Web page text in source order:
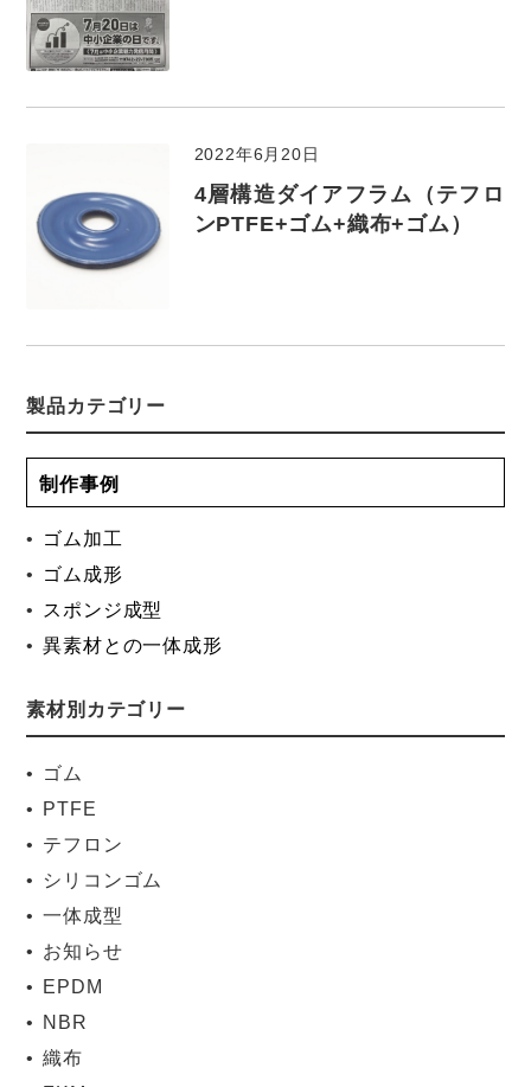
2022年6月20日
4層構造ダイアフラム（テフロ
ンPTFE+ゴム+織布+ゴム）
製品カテゴリー
制作事例
ゴム加工
ゴム成形
スポンジ成型
異素材との一体成形
素材別カテゴリー
ゴム
PTFE
テフロン
シリコンゴム
一体成型
お知らせ
EPDM
NBR
織布